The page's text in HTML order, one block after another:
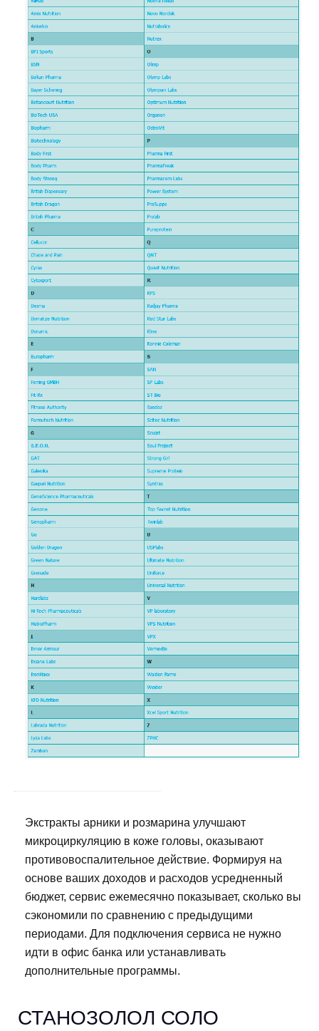
Экстракты арники и розмарина улучшают
микроциркуляцию в коже головы, оказывают
противовоспалительное действие. Формируя на
основе ваших доходов и расходов усредненный
бюджет, сервис ежемесячно показывает, сколько вы
сэкономили по сравнению с предыдущими
периодами. Для подключения сервиса не нужно
идти в офис банка или устанавливать
дополнительные программы.
СТАНОЗОЛОЛ СОЛО